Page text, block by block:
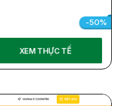
-50%
XEM THỰC TẾ